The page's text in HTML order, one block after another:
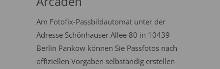
Am Fotofix-Passbildautomat unter der
Adresse Schönhauser Allee 80 in 10439
Berlin Pankow können Sie Passfotos nach
offiziellen Vorgaben selbständig erstellen